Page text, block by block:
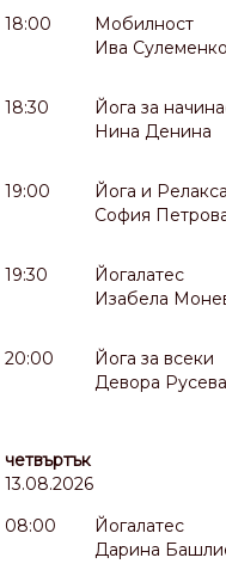
18:00
Мобилност
Ива Сулеменко
18:30
Йога за
Нина Денина
19:00
Йога и
София
19:30
Йогалатес
Изабела
20:00
Йога за всеки
Девора Русева
четвъртък
13.08.2026
08:00
Йогалатес
Дарина